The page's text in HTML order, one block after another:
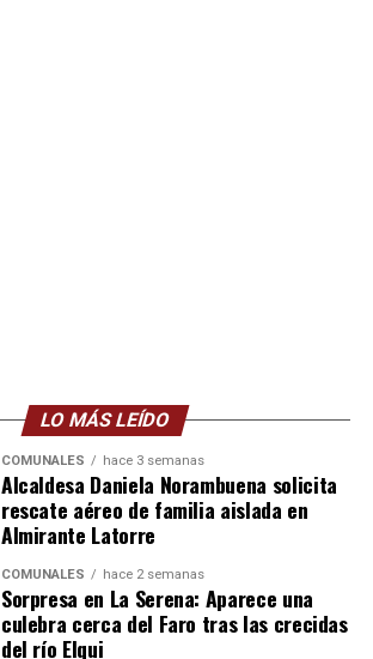
LO MÁS LEÍDO
COMUNALES hace 3 semanas
Alcaldesa Daniela Norambuena solicita
rescate aéreo de familia aislada en
Almirante Latorre
COMUNALES hace 2 semanas
Sorpresa en La Serena: Aparece una
culebra cerca del Faro tras las crecidas
del río Elqui